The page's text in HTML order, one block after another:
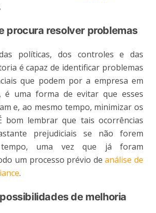
procura resolver problemas
políticas, dos controles e das
é capaz de identificar problemas
que podem por a empresa em
é uma forma de evitar que esses
e, ao mesmo tempo, minimizar os
bom lembrar que tais ocorrências
prejudiciais se não forem
uma vez que já foram
um processo prévio deanálise de
.
de melhoria